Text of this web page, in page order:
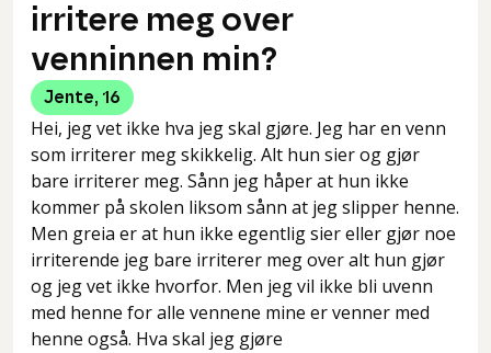
irritere meg over
venninnen min?
Jente, 16
Hei, jeg vet ikke hva jeg skal gjøre. Jeg har en venn
som irriterer meg skikkelig. Alt hun sier og gjør
bare irriterer meg. Sånn jeg håper at hun ikke
kommer på skolen liksom sånn at jeg slipper henne.
Men greia er at hun ikke egentlig sier eller gjør noe
irriterende jeg bare irriterer meg over alt hun gjør
og jeg vet ikke hvorfor. Men jeg vil ikke bli uvenn
med henne for alle vennene mine er venner med
henne også. Hva skal jeg gjøre